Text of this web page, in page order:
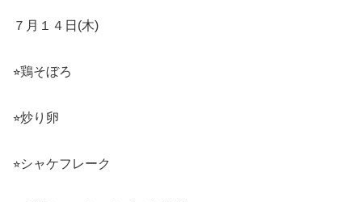
７月１４日(木)
⭐︎鶏そぼろ
⭐︎炒り卵
⭐︎シャケフレーク